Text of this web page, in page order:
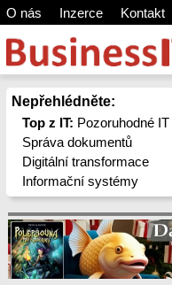
O nás Inzerce Kontakt
Nepřehlédněte:
Top z IT: Pozoruhodné
Správa dokumentů
Digitální transformace
Informační systémy